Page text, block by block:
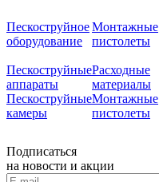
Пескоструйное
оборудование
Пескоструйные
аппараты
Пескоструйные
камеры
Монтажные
пистолеты
Расходные
материалы
Монтажные
пистолеты
Подписаться
на новости и акции